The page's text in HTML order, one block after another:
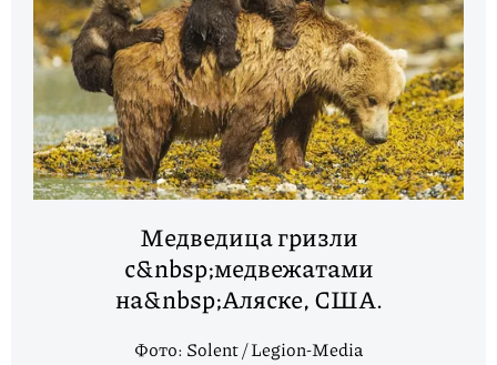
Медведица гризли
с&nbsp;медвежатами
на&nbsp;Аляске, США.
Фото: Solent / Legion-Media